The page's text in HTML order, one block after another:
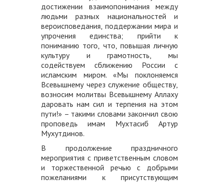
достижении взаимопонимания между
людьми разных национальностей и
вероисповедания, поддержании мира и
упрочения единства; прийти к
пониманию того, что, повышая личную
культуру и грамотность, мы
содействуем сближению России с
исламским миром. «Мы поклоняемся
Всевышнему через служение обществу,
возносим молитвы Всевышнему Аллаху
даровать нам сил и терпения на этом
пути!» – такими словами закончил свою
проповедь имам Мухтасиб Артур
Мухутдинов.
В продолжение праздничного
мероприятия с приветственным словом
и торжественной речью с добрыми
пожеланиями к присутствующим